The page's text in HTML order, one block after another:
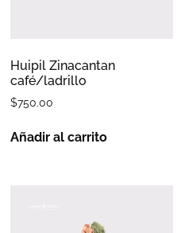
Huipil Zinacantan
café/ladrillo
$750.00
Añadir al carrito